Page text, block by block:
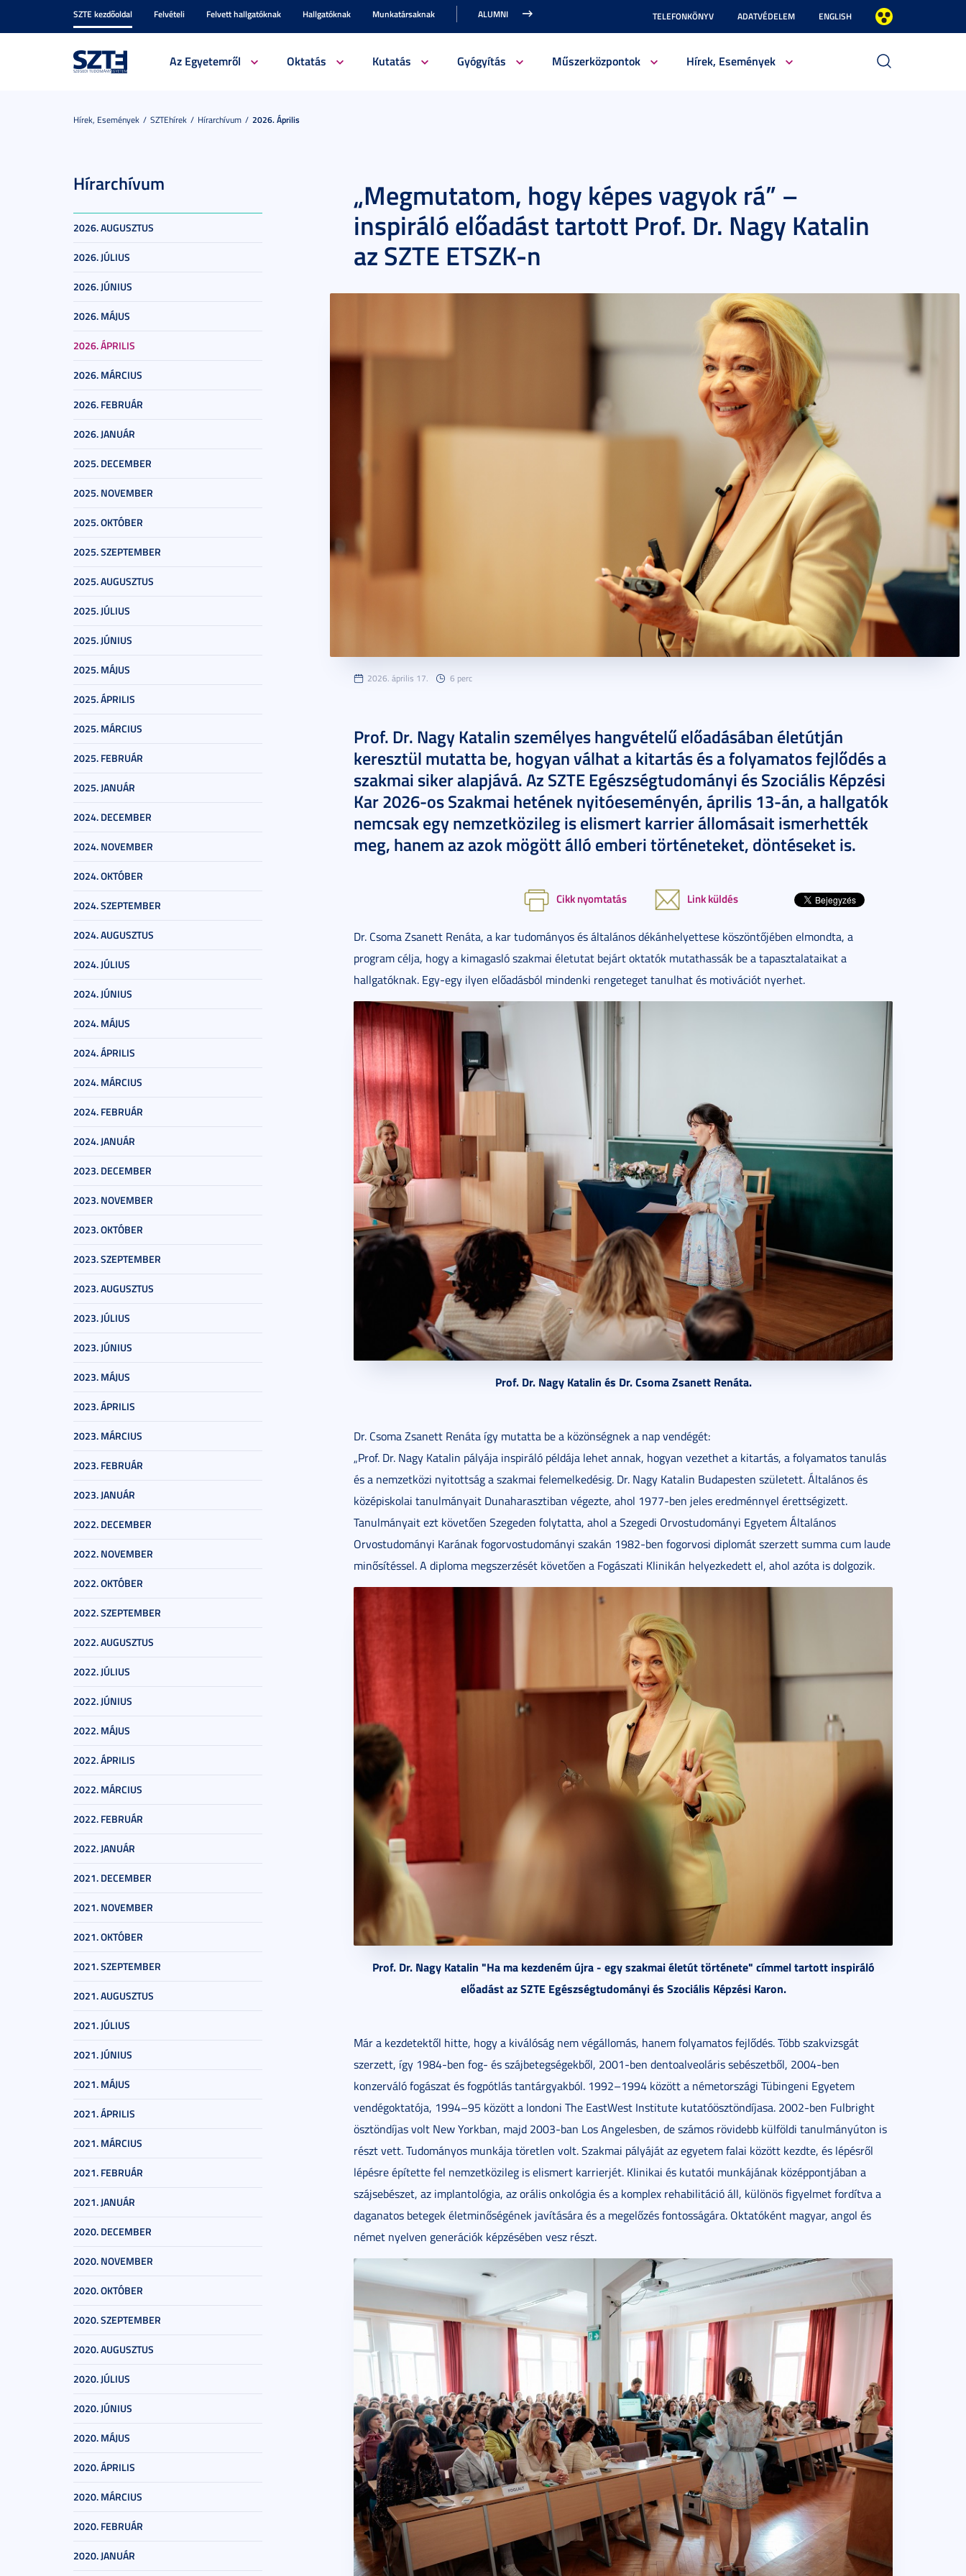
SZTE kezdőoldal Felvételi Felvett hallgatóknak Hallgatóknak Munkatársaknak ALUMNI TELEFONKÖNYV ADATVÉDELEM ENGLISH
Az Egyetemről Oktatás Kutatás Gyógyítás Műszerközpontok Hírek, Események
Hírek, Események SZTEhírek Hírarchívum 2026. Április
Hírarchívum
2026. AUGUSZTUS
2026. JÚLIUS
2026. JÚNIUS
2026. MÁJUS
2026. ÁPRILIS
2026. MÁRCIUS
2026. FEBRUÁR
2026. JANUÁR
2025. DECEMBER
2025. NOVEMBER
2025. OKTÓBER
2025. SZEPTEMBER
2025. AUGUSZTUS
2025. JÚLIUS
2025. JÚNIUS
2025. MÁJUS
2025. ÁPRILIS
2025. MÁRCIUS
2025. FEBRUÁR
2025. JANUÁR
2024. DECEMBER
2024. NOVEMBER
2024. OKTÓBER
2024. SZEPTEMBER
2024. AUGUSZTUS
2024. JÚLIUS
2024. JÚNIUS
2024. MÁJUS
2024. ÁPRILIS
2024. MÁRCIUS
2024. FEBRUÁR
2024. JANUÁR
2023. DECEMBER
2023. NOVEMBER
2023. OKTÓBER
2023. SZEPTEMBER
2023. AUGUSZTUS
2023. JÚLIUS
2023. JÚNIUS
2023. MÁJUS
2023. ÁPRILIS
2023. MÁRCIUS
2023. FEBRUÁR
2023. JANUÁR
2022. DECEMBER
2022. NOVEMBER
2022. OKTÓBER
2022. SZEPTEMBER
2022. AUGUSZTUS
2022. JÚLIUS
2022. JÚNIUS
2022. MÁJUS
2022. ÁPRILIS
2022. MÁRCIUS
2022. FEBRUÁR
2022. JANUÁR
2021. DECEMBER
2021. NOVEMBER
2021. OKTÓBER
2021. SZEPTEMBER
2021. AUGUSZTUS
2021. JÚLIUS
2021. JÚNIUS
2021. MÁJUS
2021. ÁPRILIS
2021. MÁRCIUS
2021. FEBRUÁR
2021. JANUÁR
2020. DECEMBER
2020. NOVEMBER
2020. OKTÓBER
2020. SZEPTEMBER
2020. AUGUSZTUS
2020. JÚLIUS
2020. JÚNIUS
2020. MÁJUS
2020. ÁPRILIS
2020. MÁRCIUS
2020. FEBRUÁR
2020. JANUÁR
„Megmutatom, hogy képes vagyok rá” –
inspiráló előadást tartott Prof. Dr. Nagy Katalin
az SZTE ETSZK-n
2026. április 17. 6 perc
Prof. Dr. Nagy Katalin személyes hangvételű előadásában életútján
keresztül mutatta be, hogyan válhat a kitartás és a folyamatos fejlődés a
szakmai siker alapjává. Az SZTE Egészségtudományi és Szociális Képzési
Kar 2026-os Szakmai hetének nyitóeseményén, április 13-án, a hallgatók
nemcsak egy nemzetközileg is elismert karrier állomásait ismerhették
meg, hanem az azok mögött álló emberi történeteket, döntéseket is.
Cikk nyomtatás Link küldés
Dr. Csoma Zsanett Renáta, a kar tudományos és általános dékánhelyettese köszöntőjében elmondta, a
program célja, hogy a kimagasló szakmai életutat bejárt oktatók mutathassák be a tapasztalataikat a
hallgatóknak. Egy-egy ilyen előadásból mindenki rengeteget tanulhat és motivációt nyerhet.
Prof. Dr. Nagy Katalin és Dr. Csoma Zsanett Renáta.
Dr. Csoma Zsanett Renáta így mutatta be a közönségnek a nap vendégét:
„Prof. Dr. Nagy Katalin pályája inspiráló példája lehet annak, hogyan vezethet a kitartás, a folyamatos tanulás
és a nemzetközi nyitottság a szakmai felemelkedésig. Dr. Nagy Katalin Budapesten született. Általános és
középiskolai tanulmányait Dunaharasztiban végezte, ahol 1977-ben jeles eredménnyel érettségizett.
Tanulmányait ezt követően Szegeden folytatta, ahol a Szegedi Orvostudományi Egyetem Általános
Orvostudományi Karának fogorvostudományi szakán 1982-ben fogorvosi diplomát szerzett summa cum laude
minősítéssel. A diploma megszerzését követően a Fogászati Klinikán helyezkedett el, ahol azóta is dolgozik.
Prof. Dr. Nagy Katalin "Ha ma kezdeném újra - egy szakmai életút története" címmel tartott inspiráló
előadást az SZTE Egészségtudományi és Szociális Képzési Karon.
Már a kezdetektől hitte, hogy a kiválóság nem végállomás, hanem folyamatos fejlődés. Több szakvizsgát
szerzett, így 1984-ben fog- és szájbetegségekből, 2001-ben dentoalveoláris sebészetből, 2004-ben
konzerváló fogászat és fogpótlás tantárgyakból. 1992–1994 között a németországi Tübingeni Egyetem
vendégoktatója, 1994–95 között a londoni The EastWest Institute kutatóösztöndíjasa. 2002-ben Fulbright
ösztöndíjas volt New Yorkban, majd 2003-ban Los Angelesben, de számos rövidebb külföldi tanulmányúton is
részt vett. Tudományos munkája töretlen volt. Szakmai pályáját az egyetem falai között kezdte, és lépésről
lépésre építette fel nemzetközileg is elismert karrierjét. Klinikai és kutatói munkájának középpontjában a
szájsebészet, az implantológia, az orális onkológia és a komplex rehabilitáció áll, különös figyelmet fordítva a
daganatos betegek életminőségének javítására és a megelőzés fontosságára. Oktatóként magyar, angol és
német nyelven generációk képzésében vesz részt.